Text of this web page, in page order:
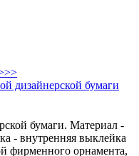
дизайнерской бумаги
бумаги. Материал -
- внутренняя выклейка
фирменного орнамента,